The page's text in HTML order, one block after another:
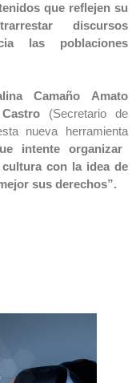
que reflejen su
discursos
las poblaciones
Camaño Amato
(Secretario de
nueva herramienta
intente organizar
con la idea de
sus derechos”.